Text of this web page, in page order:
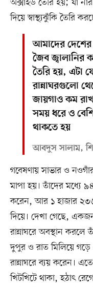
অক্সাইড তৈরি হয়; যা
দিয়ে স্বাস্থ্যঝুঁকি তৈরি
আমাদের দেশের
জৈব জ্বালানির
তৈরি হয়, এটা
রান্নাঘরগুলো
জায়গাও কম
সময় ধরে ও
থাকতে হয়
আবদুস সালাম,
গবেষণায় সাভার ও
মাপা হয়। তাঁদের মধ্যে
করেন, আর ১ হাজার ২৩৬
দিয়ে। দেখা গেছে,
রান্নাঘরে অবস্থান
দুপুর ও রাত মিলিয়ে
রান্নাঘরে ব্যয় করেন।
খিটখিটে থাকা, হঠাৎ